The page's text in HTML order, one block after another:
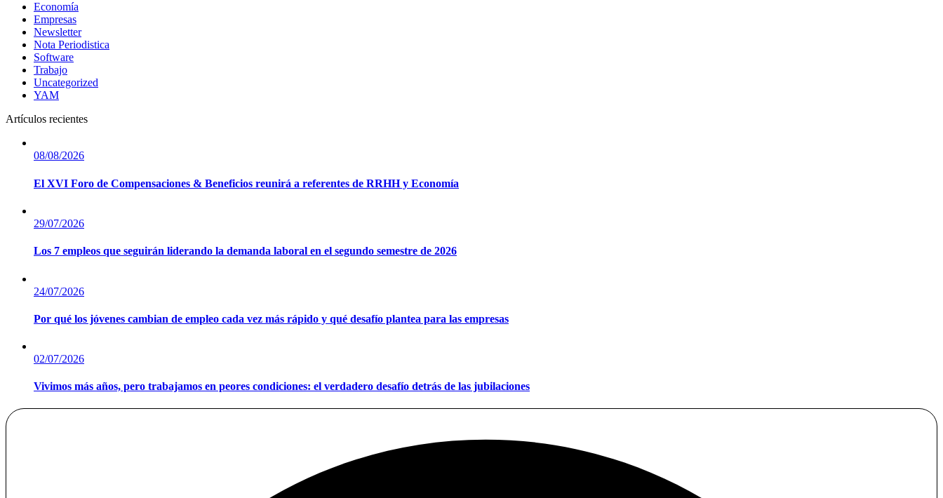
Economía
Empresas
Newsletter
Nota Periodistica
Software
Trabajo
Uncategorized
YAM
Artículos recientes
08/08/2026
El XVI Foro de Compensaciones & Beneficios reunirá a referentes de RRHH y Economía
29/07/2026
Los 7 empleos que seguirán liderando la demanda laboral en el segundo semestre de 2026
24/07/2026
Por qué los jóvenes cambian de empleo cada vez más rápido y qué desafío plantea para las empresas
02/07/2026
Vivimos más años, pero trabajamos en peores condiciones: el verdadero desafío detrás de las jubilaciones